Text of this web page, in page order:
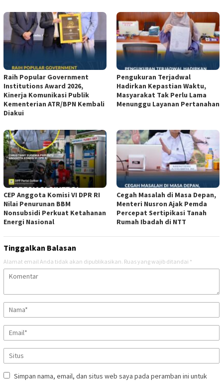
Raih Popular Government
Institutions Award 2026,
Kinerja Komunikasi Publik
Kementerian ATR/BPN Kembali
Diakui
Pengukuran Terjadwal
Hadirkan Kepastian Waktu,
Masyarakat Tak Perlu Lama
Menunggu Layanan Pertanahan
CEP Anggota Komisi VI DPR RI
Nilai Penurunan BBM
Nonsubsidi Perkuat Ketahanan
Energi Nasional
Cegah Masalah di Masa Depan,
Menteri Nusron Ajak Pemda
Percepat Sertipikasi Tanah
Rumah Ibadah di NTT
Tinggalkan Balasan
Alamat email Anda tidak akan dipublikasikan. Ruas yang wajib ditandai *
Simpan nama, email, dan situs web saya pada peramban ini untuk